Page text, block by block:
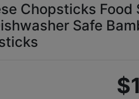
Chopsticks Food
Safe